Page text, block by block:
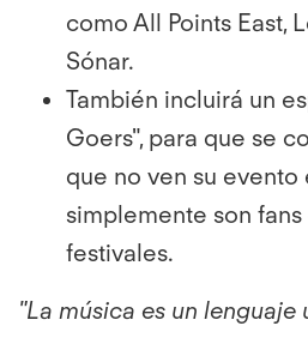
como All Points East,
Sónar.
También incluirá un
Goers", para que se
que no ven su evento
simplemente son
festivales.
"La música es un lenguaje